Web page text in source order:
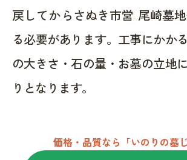
戻してからさぬき市営 尾崎墓
る必要があります。工事にかか
の大きさ・石の量・お墓の立地
りとなります。
価格・品質なら「いのりの墓じ